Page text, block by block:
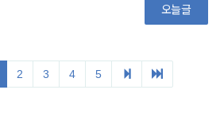
오늘글
2 3 4 5